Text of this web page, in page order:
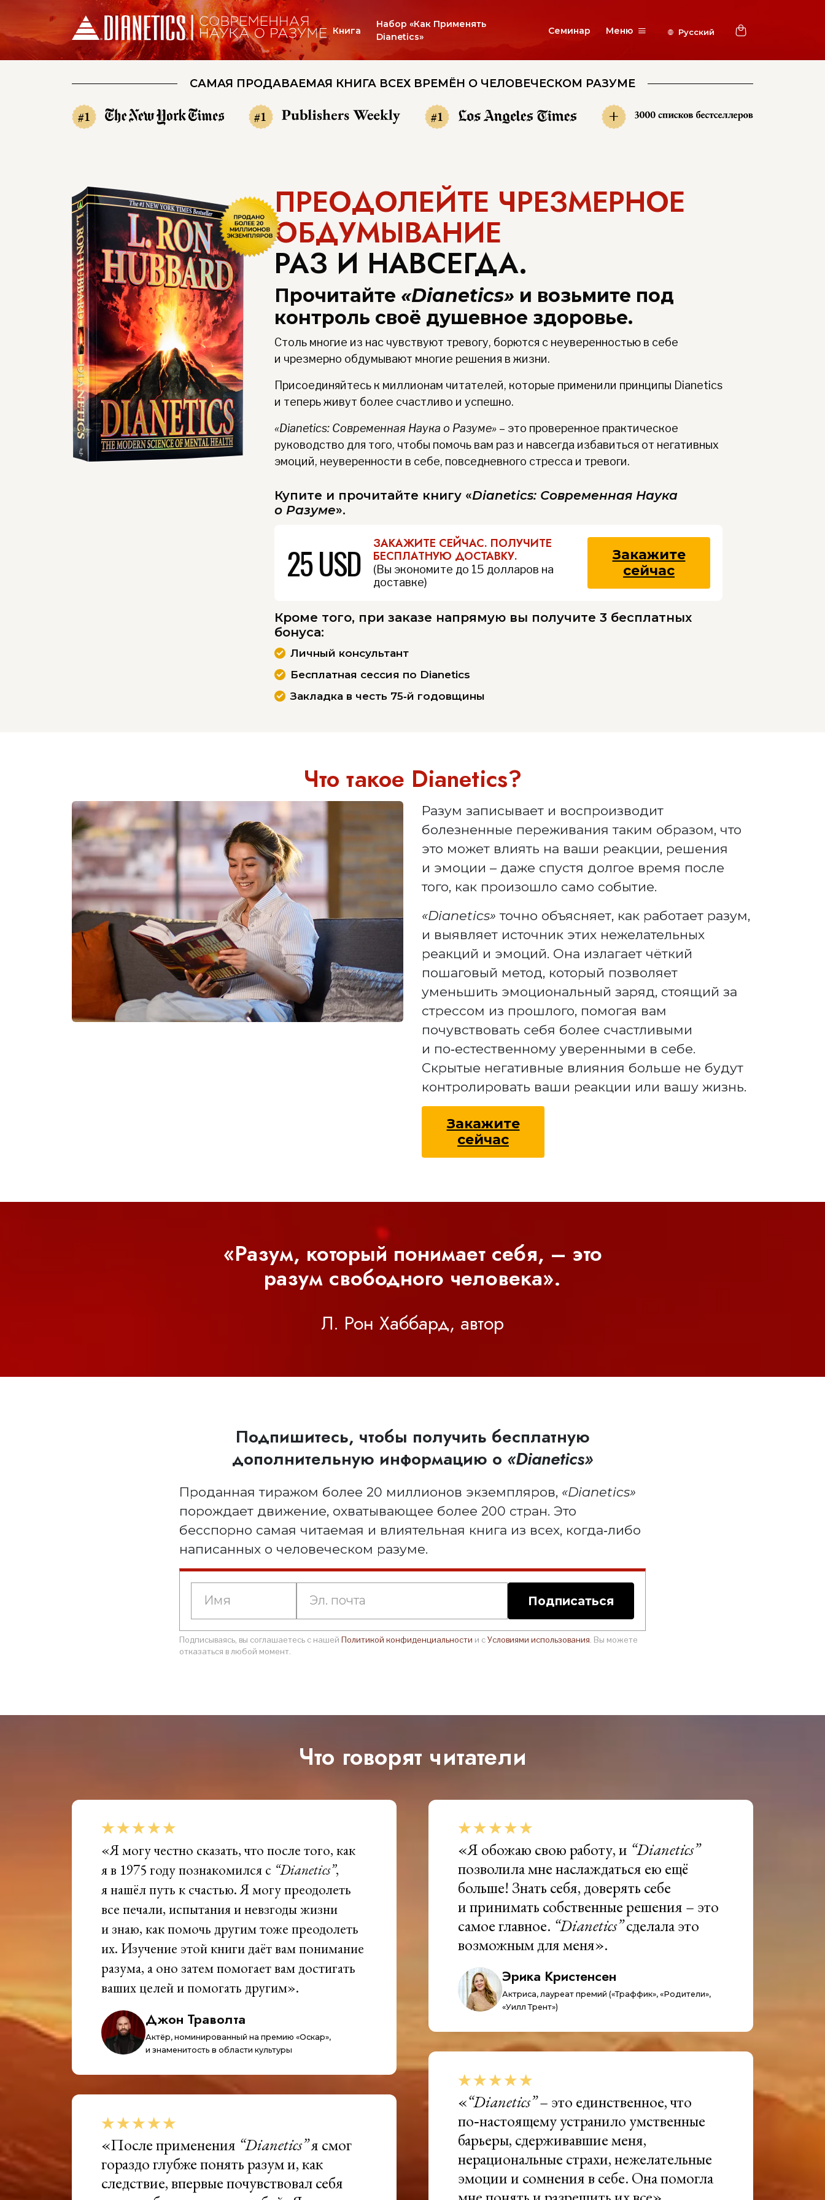
Книга
Набор «Как Применять
Dianetics»
Семинар Меню
САМАЯ ПРОДАВАЕМАЯ КНИГА ВСЕХ ВРЕМЁН О ЧЕЛОВЕЧЕСКОМ РАЗУМЕ
#1 #1 #1 +
ПРЕОДОЛЕЙТЕ ЧРЕЗМЕРНОЕ
ОБДУМЫВАНИЕ
РАЗ И НАВСЕГДА.
Прочитайте «Dianetics» и возьмите под
контроль своё душевное здоровье.
Столь многие из нас чувствуют тревогу, борются с неуверенностью в себе
и чрезмерно обдумывают многие решения в жизни.
Присоединяйтесь к миллионам читателей, которые применили принципы Dianetics
и теперь живут более счастливо и успешно.
«Dianetics: Современная Наука о Разуме» – это проверенное практическое
руководство для того, чтобы помочь вам раз и навсегда избавиться от негативных
эмоций, неуверенности в себе, повседневного стресса и тревоги.
Купите и прочитайте книгу «Dianetics: Современная Наука
о Разуме».
25 USD
ЗАКАЖИТЕ СЕЙЧАС. ПОЛУЧИТЕ
БЕСПЛАТНУЮ ДОСТАВКУ.
(Вы экономите до 15 долларов на
доставке)
Закажите
сейчас
Кроме того, при заказе напрямую вы получите 3 бесплатных
бонуса:
Личный консультант
Бесплатная сессия по Dianetics
Закладка в честь 75‑й годовщины
Что такое Dianetics?
Разум записывает и воспроизводит
болезненные переживания таким образом, что
это может влиять на ваши реакции, решения
и эмоции – даже спустя долгое время после
того, как произошло само событие.
«Dianetics» точно объясняет, как работает разум,
и выявляет источник этих нежелательных
реакций и эмоций. Она излагает чёткий
пошаговый метод, который позволяет
уменьшить эмоциональный заряд, стоящий за
стрессом из прошлого, помогая вам
почувствовать себя более счастливыми
и по‑естественному уверенными в себе.
Скрытые негативные влияния больше не будут
контролировать ваши реакции или вашу жизнь.
Закажите
сейчас
«Разум, который понимает себя, – это
разум свободного человека».
Л. Рон Хаббард, автор
Подпишитесь, чтобы получить бесплатную
дополнительную информацию о «Dianetics»
Проданная тиражом более 20 миллионов экземпляров, «Dianetics»
порождает движение, охватывающее более 200 стран. Это
бесспорно самая читаемая и влиятельная книга из всех, когда‑либо
написанных о человеческом разуме.
Подписаться
Подписываясь, вы соглашаетесь с нашей Политикой конфиденциальности и сУсловиями использования . Вы можете
отказаться в любой момент.
Что говорят читатели
«Я могу честно сказать, что после того, как
я в 1975 году познакомился с “Dianetics”,
я нашёл путь к счастью. Я могу преодолеть
все печали, испытания и невзгоды жизни
и знаю, как помочь другим тоже преодолеть
их. Изучение этой книги даёт вам понимание
разума, а оно затем помогает вам достигать
ваших целей и помогать другим».
Джон Траволта
Актёр, номинированный на премию «Оскар»,
и знаменитость в области культуры
«После применения “Dianetics”я смог
гораздо глубже понять разум и, как
следствие, впервые почувствовал себя
«Я обожаю свою работу, и “Dianetics”
позволила мне наслаждаться ею ещё
больше! Знать себя, доверять себе
и принимать собственные решения – это
самое главное. “Dianetics”сделала это
возможным для меня».
Эрика Кристенсен
Актриса, лауреат премий («Траффик», «Родители»,
«Уилл Трент»)
«“Dianetics”– это единственное, что
по‑настоящему устранило умственные
барьеры, сдерживавшие меня,
нерациональные страхи, нежелательные
эмоции и сомнения в себе. Она помогла